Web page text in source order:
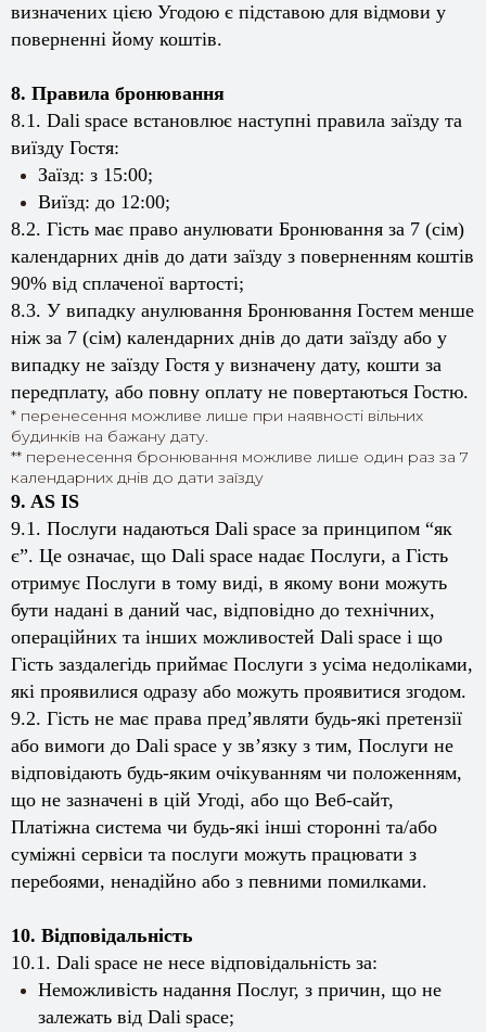
визначених цією Угодою є підставою для відмови у
поверненні йому коштів.
8. Правила бронювання
8.1. Dali space встановлює наступні правила заїзду та
виїзду Гостя:
Заїзд: з 15:00;
Виїзд: до 12:00;
8.2. Гість має право анулювати Бронювання за 7 (сім)
календарних днів до дати заїзду з поверненням коштів
90% від сплаченої вартості;
8.3. У випадку анулювання Бронювання Гостем менше
ніж за 7 (сім) календарних днів до дати заїзду або у
випадку не заїзду Гостя у визначену дату, кошти за
передплату, або повну оплату не повертаються Гостю.
* перенесення можливе лише при наявності вільних
будинків на бажану дату.
** перенесення бронювання можливе лише один раз за 7
календарних днів до дати заїзду
9. AS IS
9.1. Послуги надаються Dali space за принципом “як
є”. Це означає, що Dali space надає Послуги, а Гість
отримує Послуги в тому виді, в якому вони можуть
бути надані в даний час, відповідно до технічних,
операційних та інших можливостей Dali space і що
Гість заздалегідь приймає Послуги з усіма недоліками,
які проявилися одразу або можуть проявитися згодом.
9.2. Гість не має права пред’являти будь-які претензії
або вимоги до Dali space у зв’язку з тим, Послуги не
відповідають будь-яким очікуванням чи положенням,
що не зазначені в цій Угоді, або що Веб-сайт,
Платіжна система чи будь-які інші сторонні та/або
суміжні сервіси та послуги можуть працювати з
перебоями, ненадійно або з певними помилками.
10. Відповідальність
10.1. Dali space не несе відповідальність за:
Неможливість надання Послуг, з причин, що не
залежать від Dali space;